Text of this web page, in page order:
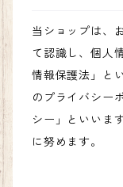
当ショップは、
て認識し、個人
情報保護法」と
のプライバシー
シー」といいま
に努めます。